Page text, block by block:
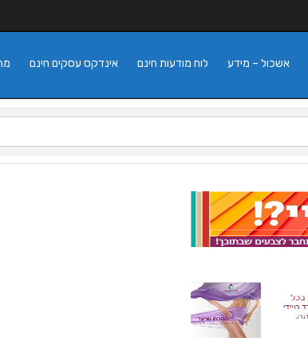
אינדקס עסקים חינם לוח מודעות חינם אשכול – מידע